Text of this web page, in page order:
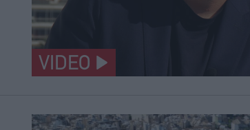
VIDEO